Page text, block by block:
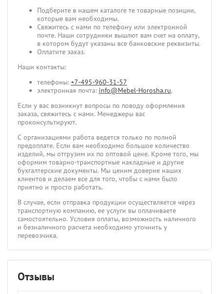
Подберите в нашем каталоге те товарные позиции,
которые вам необходимы.
Свяжитесь с нами по телефону или электронной
почте. Наши сотрудники вышлют вам счет на оплату,
в котором будут указаны все банковские реквизиты.
Оплатите заказ.
Наши контакты:
телефоны: +7-495-960-31-57
электронная почта: info@Mebel-Horosha.ru.
Если у вас возникнут вопросы по поводу оформления
заказа, свяжитесь с нами. Менеджеры вас
проконсультируют.
С организациями работа ведется только по полной
предоплате. Если вам необходимо большое количество
изделий, мы отгрузим их по оптовой цене. Кроме того, мы
оформим товарно-транспортные накладные и другие
бухгалтерские документы. Мы ценим доверие наших
клиентов и делаем все для того, чтобы с нами было
приятно и просто работать.
В случае, если отправка продукции осуществляется через
транспортную компанию, ее услуги вы оплачиваете
самостоятельно. Условия оплаты, возможность наличного
и безналичного расчета необходимо уточнить у
перевозчика.
Отзывы